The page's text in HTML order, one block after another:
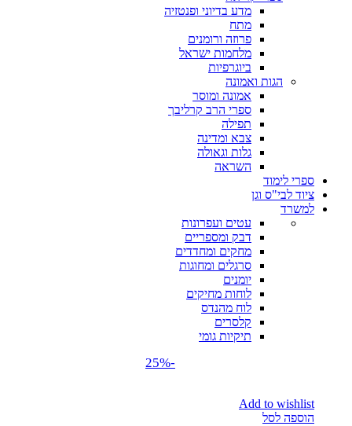
מדע בדיוני ופנטזיה
מתח
פרוזה ורומנים
מלחמות ישראל
ביוגרפיות
הגות ואמונה
אמונה ומוסר
ספרי הרב קרליבך
תפילה
צבא ומדינה
גלות וגאולה
השראה
ספרי לימוד
ציוד לבי"ס וגן
למשרד
עטים ועפרונות
דבק ומספריים
מחקים ומחדדים
סרגלים ומחוגות
יומנים
לוחות מחיקים
לוח מהנדס
קלסרים
תיקיות גומי
-25%
Add to wishlist
הוספה לסל